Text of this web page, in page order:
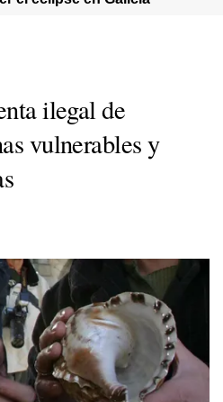
ilegal de
vulnerables y